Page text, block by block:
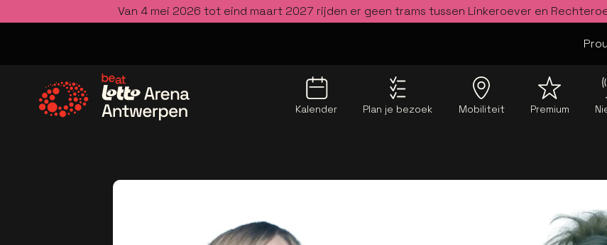
Van 4 mei 2026 tot eind maart 2027 rijden er geen trams tussen Linkeroever en
Kalender Plan je bezoek Mobiliteit Premium